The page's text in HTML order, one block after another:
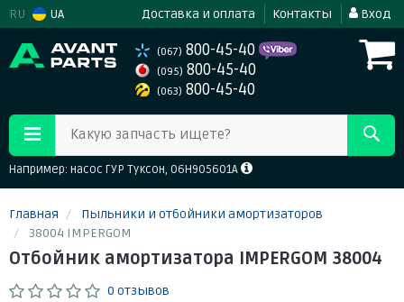
RU UA Доставка и оплата Контакты Вход
(067) 800-45-40
(095) 800-45-40
(063) 800-45-40
Какую запчасть ищете?
Например: насос ГУР Туксон, 06H905601A
Главная
Пыльники и отбойники амортизаторов
38004 IMPERGOM
Отбойник амортизатора IMPERGOM 38004
0 отзывов